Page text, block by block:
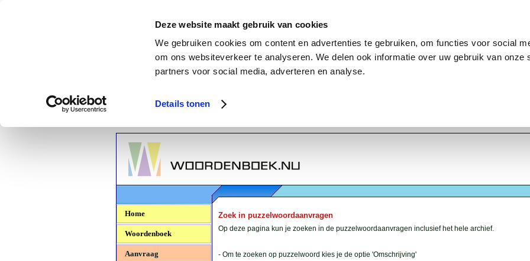
Deze website maakt gebruik van cookies
We gebruiken cookies om content en advertenties te gebruiken, om functies voor social
om ons websiteverkeer te analyseren. We delen ook informatie over uw gebruik van onze
partners voor social media, adverteren en analyse.
Details tonen
Woordenboek.NU
Home
Woordenboek
Aanvraag
Zoek in puzzelwoordaanvragen
Op deze pagina kun je zoeken in de puzzelwoordaanvragen inclusief het hele archief.
- Om te zoeken op puzzelwoord kies je de optie 'Omschrijving'